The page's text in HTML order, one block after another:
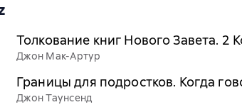
Толкование книг Нового Завета. 2
Джон Мак-Артур
Границы для подростков. Когда
Джон Таунсенд